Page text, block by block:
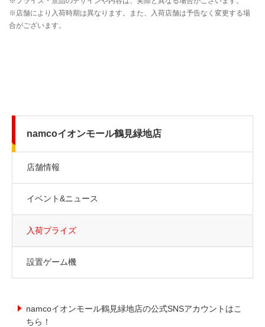
namcoイオンモール鶴見緑地店
店舗情報
イベント&ニュース
入荷プライズ
設置ゲーム機
namcoイオンモール鶴見緑地店の公式SNSアカウントはこ
ちら！